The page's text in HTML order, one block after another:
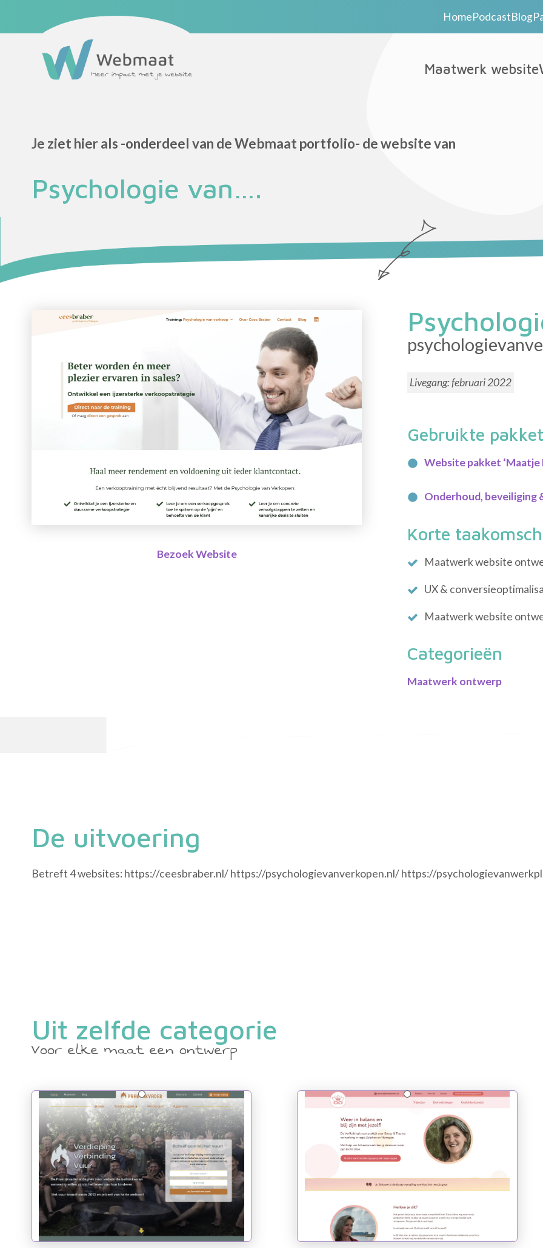
HomePodcastBlog
Maatwerk website
Je ziet hier als -onderdeel van de Webmaat portfolio- de website van
Psychologie van….
Bezoek Website
Livegang:februari 2022
Gebruikte
Website pakket ‘Maatje
Onderhoud, beveiliging
Korte
Maatwerk website
UX &
Maatwerk website
Categorieën
Maatwerk ontwerp
De uitvoering
Betreft 4 websites: https://ceesbraber.nl/ https://psychologievanverkopen.nl/ https://
Uit zelfde categorie
Voor elke maat een ontwerp
Maatwerk website
Website onderhoud
Partners
Contact
Eerste stap